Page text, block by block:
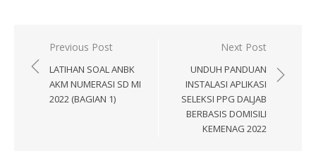
Navigasi
pos
Previous Post
LATIHAN SOAL ANBK
AKM NUMERASI SD MI
2022 (BAGIAN 1)
Next Post
UNDUH PANDUAN
INSTALASI APLIKASI
SELEKSI PPG DALJAB
BERBASIS DOMISILI
KEMENAG 2022